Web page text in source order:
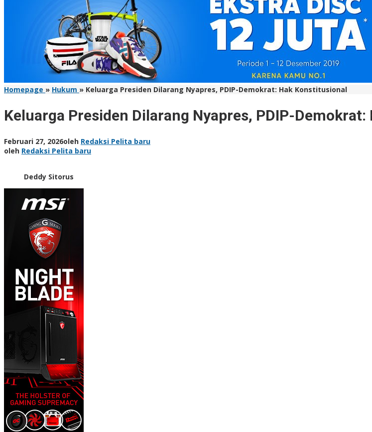
Homepage » Hukum » Keluarga Presiden Dilarang Nyapres, PDIP-Demokrat: Hak Konstitusional
Keluarga Presiden Dilarang Nyapres, PDIP-
Februari 27, 2026oleh Redaksi Pelita baru
oleh Redaksi Pelita baru
Deddy Sitorus